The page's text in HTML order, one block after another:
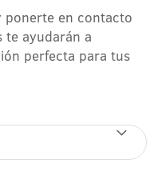
ponerte en contacto
te ayudarán a
perfecta para tus